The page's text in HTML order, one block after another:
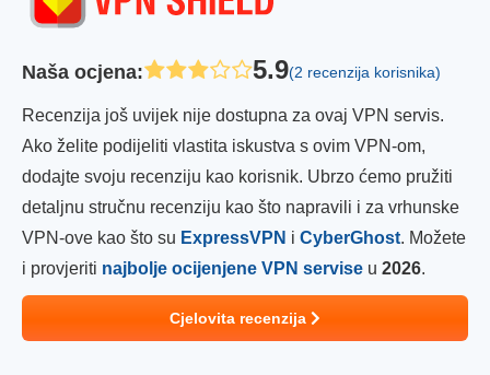
Naša ocjena: 5.9(2 recenzija korisnika)
Recenzija još uvijek nije dostupna za ovaj VPN servis.
Ako želite podijeliti vlastita iskustva s ovim VPN-om,
dodajte svoju recenziju kao korisnik. Ubrzo ćemo pružiti
detaljnu stručnu recenziju kao što napravili i za vrhunske
VPN-ove kao što su ExpressVPN i CyberGhost. Možete
i provjeriti najbolje ocijenjene VPN servise u 2026.
Cjelovita recenzija